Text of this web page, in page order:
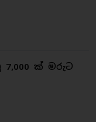
ක් මරුට